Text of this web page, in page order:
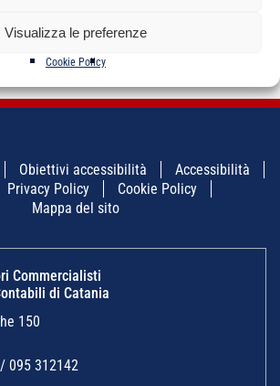
Visualizza le preferenze
Cookie Policy
ESG
NOVITA’ ED ASPETTI
Obiettivi accessibilità
Accessibilità
Privacy Policy
Cookie Policy
Mappa del sito
Commercialisti
di Catania
150
095 312142